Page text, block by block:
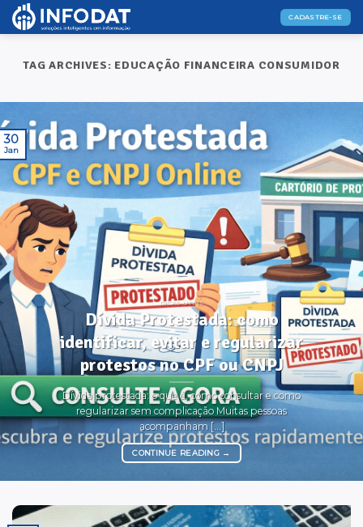
Skip
CADASTRE-SE
TAG ARCHIVES: EDUCAÇÃO FINANCEIRA CONSUMIDOR
DICAS ÚTEIS
Dívida Protestada: como
identificar, evitar e regularizar
protestos no CPF ou CNPJ
Dívida protestada: o que é, como consultar e como
regularizar sem complicação Muitas pessoas
acompanham [...]
CONTINUE READING →
30
Jan